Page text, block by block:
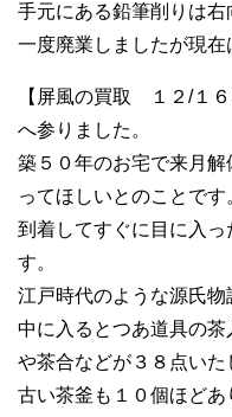
手元にある鉛筆削りは右
一度廃業しましたが現在
【屏風の買取 １２/１
へ参りました。
築５０年のお宅で来月
ってほしいとのことです
到着してすぐに目に入
す。
江戸時代のような源氏物
中に入るとつあ道具の
や茶合などが３８点いた
古い茶釜も１０個ほど